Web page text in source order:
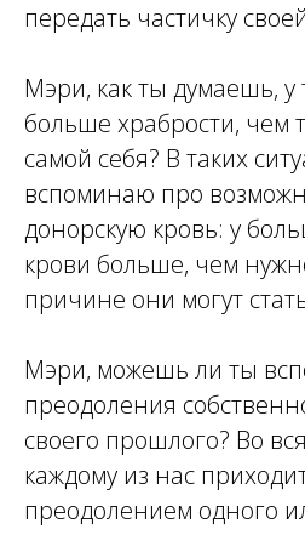
передать частичку
Мэри, как ты думаешь, у
больше храбрости, чем
самой себя? В таких
вспоминаю про
донорскую кровь: у
крови больше, чем
причине они могут
Мэри, можешь ли ты
преодоления
своего прошлого? Во
каждому из нас
преодолением одного